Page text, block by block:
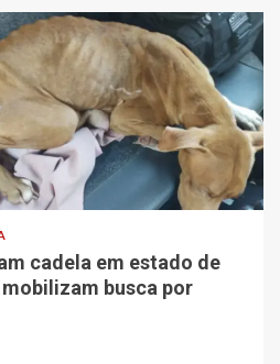
cadela em estado de
busca por